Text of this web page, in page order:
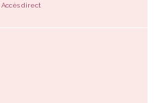
Accès direct